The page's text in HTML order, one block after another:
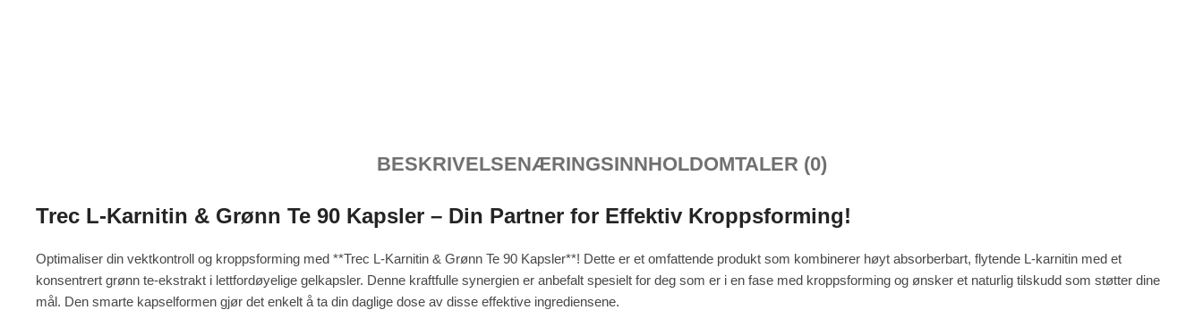
BESKRIVELSENÆRINGSINNHOLDOMTALER (0)
Trec L-Karnitin & Grønn Te 90 Kapsler – Din Partner for Effektiv Kroppsforming!
Optimaliser din vektkontroll og kroppsforming med **Trec L-Karnitin & Grønn Te 90 Kapsler**! Dette er et omfattende produkt som kombinerer høyt absorberbart, flytende L-karnitin med et
konsentrert grønn te-ekstrakt i lettfordøyelige gelkapsler. Denne kraftfulle synergien er anbefalt spesielt for deg som er i en fase med kroppsforming og ønsker et naturlig tilskudd som støtter dine
mål. Den smarte kapselformen gjør det enkelt å ta din daglige dose av disse effektive ingrediensene.